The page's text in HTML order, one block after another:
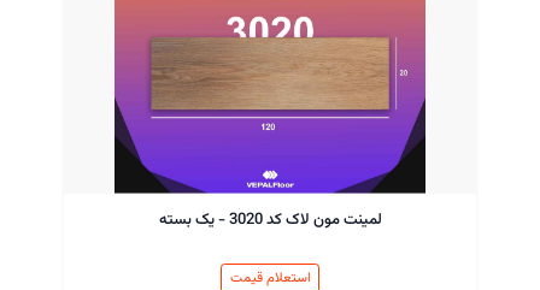
لمینت مون لاک کد 3020 - یک بسته
استعلام قیمت